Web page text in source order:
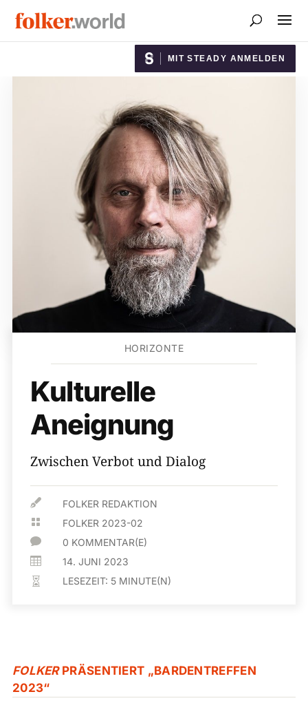
MIT STEADY ANMELDEN
HORIZONTE
Kulturelle
Aneignung
Zwischen Verbot und Dialog
 FOLKER REDAKTION
 FOLKER 2023-02
 0 KOMMENTAR(E)
 14. JUNI 2023
 LESEZEIT: 5 MINUTE(N)
FOLKERPRÄSENTIERT „BARDENTREFFEN
2023“